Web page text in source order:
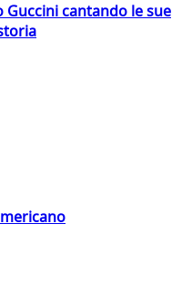
cantando le sue